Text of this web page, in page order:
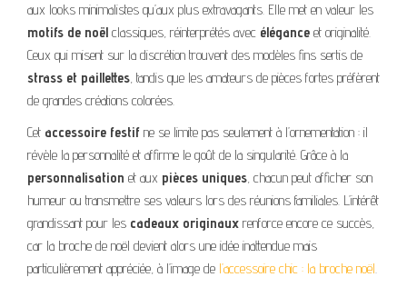
aux looks minimalistes qu’aux plus extravagants. Elle met en valeur les
motifs de noël classiques, réinterprétés avec élégance et originalité.
Ceux qui misent sur la discrétion trouvent des modèles fins sertis de
strass et paillettes, tandis que les amateurs de pièces fortes préfèrent
de grandes créations colorées.
Cet accessoire festif ne se limite pas seulement à l’ornementation : il
révèle la personnalité et affirme le goût de la singularité. Grâce à la
personnalisation et aux pièces uniques, chacun peut afficher son
humeur ou transmettre ses valeurs lors des réunions familiales. L’intérêt
grandissant pour les cadeaux originaux renforce encore ce succès,
car la broche de noël devient alors une idée inattendue mais
particulièrement appréciée, à l’image de l’accessoire chic : la broche noël.